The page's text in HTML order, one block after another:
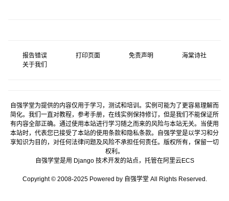
报告错误 打印页面 免责声明
海棠诗社
关于我们
自强学堂为提供的内容仅用于学习，测试和培训。实例可能为了更容易理解而
简化。我们一直对教程，参考手册，在线实例保持修订，但是我们不能保证所
有内容全部正确。通过使用本站进行学习随之而来的风险与本站无关。当使用
本站时，代表您已接受了本站的使用条款和隐私条款。自强学堂是以学习和分
享知识为目的，对任何法律问题及风险不承担任何责任。版权所有，保留一切
权利。
自强学堂是用 Django技术开发的站点，托管在阿里云ECS
Copyright © 2008-2025 Powered by 自强学堂 All Rights Reserved.